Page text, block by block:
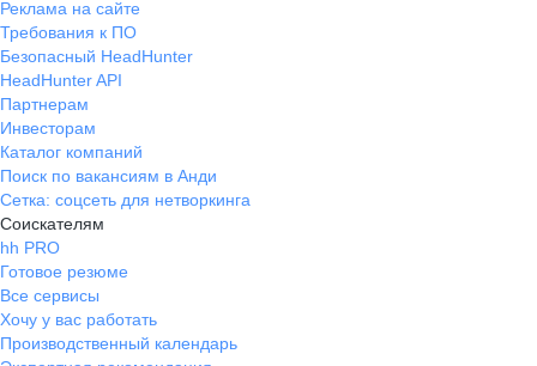
Реклама на сайте
Требования к ПО
Безопасный HeadHunter
HeadHunter API
Партнерам
Инвесторам
Каталог компаний
Поиск по вакансиям в Анди
Сетка: соцсеть для нетворкинга
Соискателям
hh PRO
Готовое резюме
Все сервисы
Хочу у вас работать
Производственный календарь